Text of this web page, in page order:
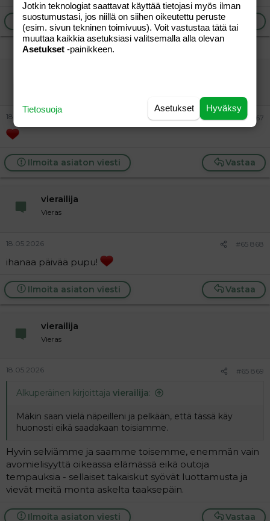
Ilmoita asiaton viesti
18.05.2026 #65 867
Vastaa
Ilmoita asiaton viesti
vierailija
Vieras
18.05.2026 #65 868
ihanaa päivää pupu!
Vastaa
Ilmoita asiaton viesti
vierailija
Vieras
18.05.2026 #65 869
Alkuperäinen kirjoittaja vierailija:
Mäkin saan vielä näpeilleni ja pelkään, että tässä käy
huonosti eikä saadakaan toisiamme.
Hyvin selviämme ja saamme toisemme, enemmän vain
avomielisyyttä oikeassa elämässä eikä outoja
tempauksia - sellaiset takaiskut syövät luottamusta ja
vievät meitä monta askelta taaksepäin.
Vastaa
Ilmoita asiaton viesti
Jotkin teknologiat saattavat käyttää tietojasi myös ilman
suostumustasi, jos niillä on siihen oikeutettu peruste
(esim. sivun tekninen toimivuus). Voit vastustaa tätä tai
muuttaa kaikkia asetuksiasi valitsemalla alla olevan
Asetukset -painikkeen.
Hyväksy
Asetukset
Tietosuoja